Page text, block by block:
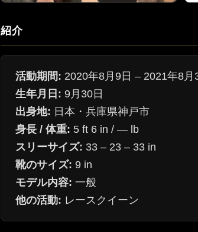
紹介
活動期間: 2020年8月9日 – 2021年8月
生年月日: 9月30日
出身地: 日本・兵庫県神戸市
身長 / 体重: 5 ft 6 in / ― lb
スリーサイズ: 33 – 23 – 33 in
靴のサイズ: 9 in
モデル内容: 一般
他の活動: レースクイーン